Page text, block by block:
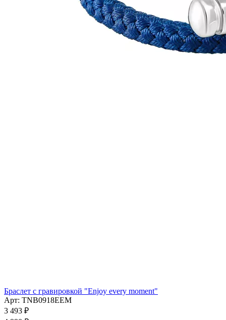
Браслет с гравировкой "Enjoy every moment"
Арт: TNB0918EEM
3 493 ₽